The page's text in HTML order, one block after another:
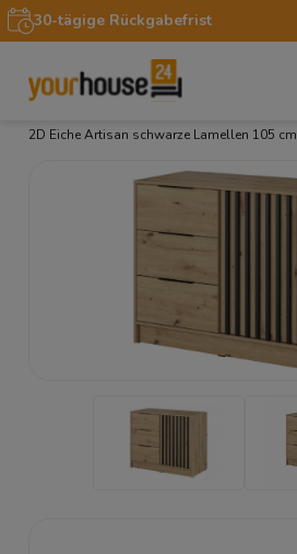
30-tägige Rückgabefrist
Startseite » Möbel
2D Eiche Artisan schwarze Lamellen 105 cm